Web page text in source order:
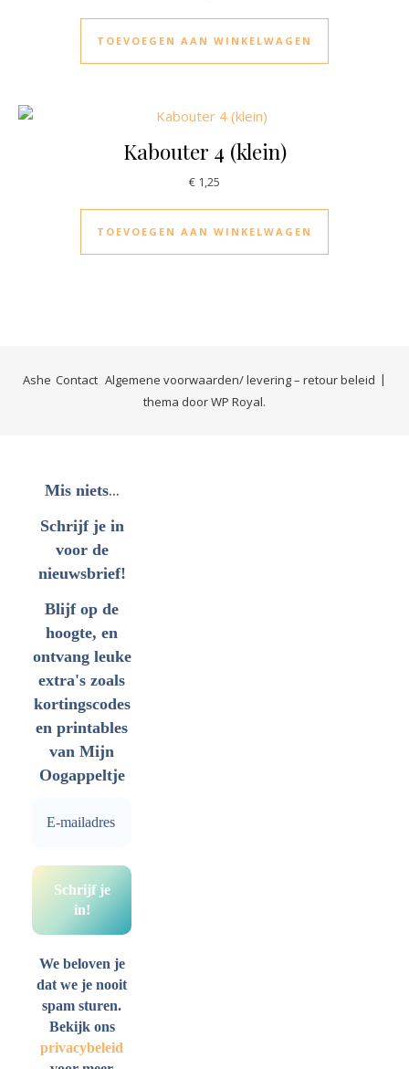
TOEVOEGEN AAN WINKELWAGEN
Kabouter 4 (klein)
€ 1,25
TOEVOEGEN AAN WINKELWAGEN
Contact Algemene voorwaarden/ levering – retour beleid
Ashe
thema doorWP Royal.
Mis niets...
Schrijf je in
voor de
nieuwsbrief!
Blijf op de
hoogte, en
ontvang leuke
extra's zoals
kortingscodes
en printables
van Mijn
Oogappeltje
We beloven je
dat we je nooit
spam sturen.
Bekijk ons
privacybeleid